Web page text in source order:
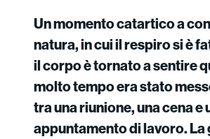
Un momento catartico a
natura, in cui il respiro si è
il corpo è tornato a sentire
molto tempo era stato
tra una riunione, una cena e
appuntamento di lavoro. La